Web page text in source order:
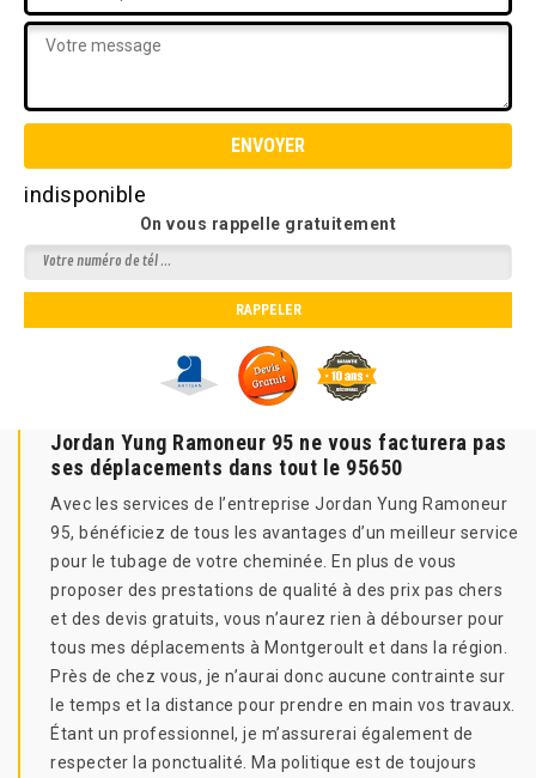
indisponible
On vous rappelle gratuitement
Jordan Yung Ramoneur 95 ne vous facturera pas
ses déplacements dans tout le 95650
Avec les services de l’entreprise Jordan Yung Ramoneur
95, bénéficiez de tous les avantages d’un meilleur service
pour le tubage de votre cheminée. En plus de vous
proposer des prestations de qualité à des prix pas chers
et des devis gratuits, vous n’aurez rien à débourser pour
tous mes déplacements à Montgeroult et dans la région.
Près de chez vous, je n’aurai donc aucune contrainte sur
le temps et la distance pour prendre en main vos travaux.
Étant un professionnel, je m’assurerai également de
respecter la ponctualité. Ma politique est de toujours